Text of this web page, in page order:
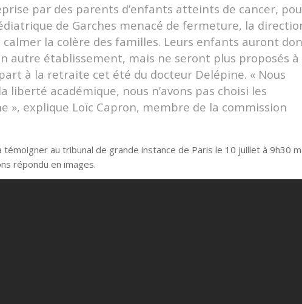
par des parents d’enfants atteints de cancer,
de Garches menacé de fermeture, la
la colère des familles. Leurs enfants auront
autre établissement, mais ne seront plus proposés à
à la retraite cet été du docteur Delépine. « Nous
liberté académique, nous n’avons pas choisi les
», explique Loïc Capron, membre de la commission
au tribunal de grande instance de Paris le 10 juillet à 9h30
répondu en images.